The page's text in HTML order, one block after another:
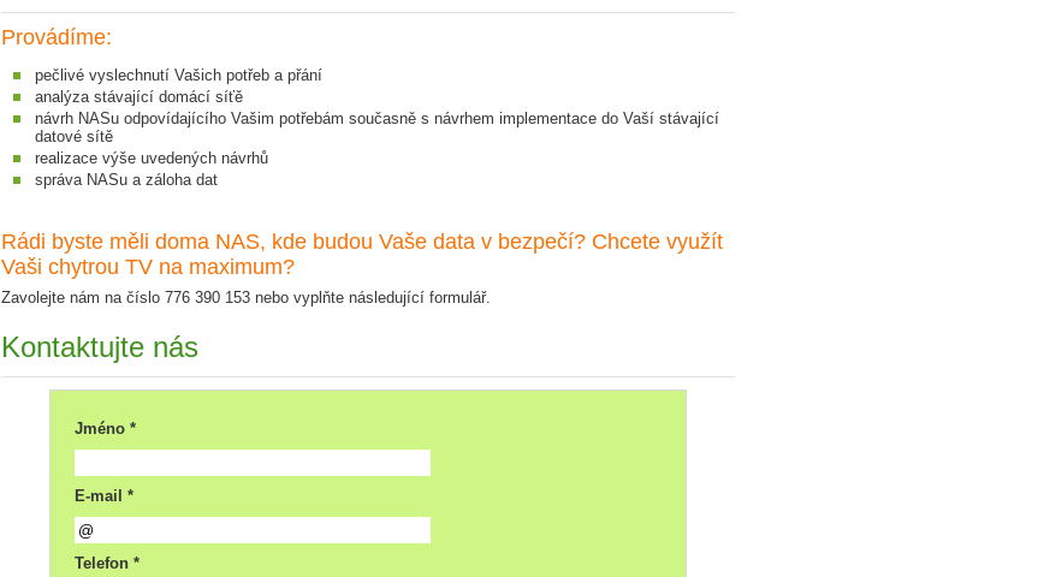
Provádíme:
pečlivé vyslechnutí Vašich potřeb a přání
analýza stávající domácí síťě
návrh NASu odpovídajícího Vašim potřebám současně s návrhem implementace do Vaší stávající
datové sítě
realizace výše uvedených návrhů
správa NASu a záloha dat
Rádi byste měli doma NAS, kde budou Vaše data v bezpečí? Chcete využít
Vaši chytrou TV na maximum?
Zavolejte nám na číslo 776 390 153 nebo vyplňte následující formulář.
Kontaktujte nás
Jméno *
E-mail *
Telefon *